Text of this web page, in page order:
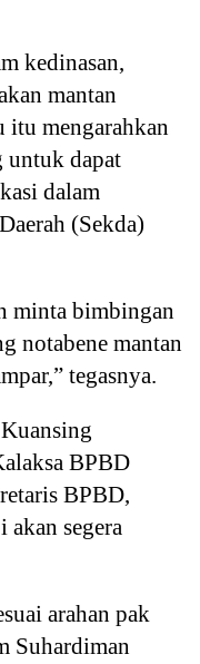
kedinasan,
mantan
mengarahkan
untuk dapat
dalam
(Sekda)
minta bimbingan
notabene mantan
tegasnya.
BPBD
BPBD,
segera
arahan pak
Suhardiman